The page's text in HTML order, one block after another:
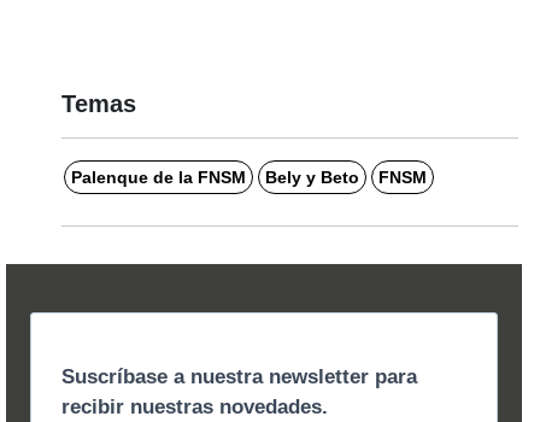
Temas
Palenque de la FNSM Bely y Beto FNSM